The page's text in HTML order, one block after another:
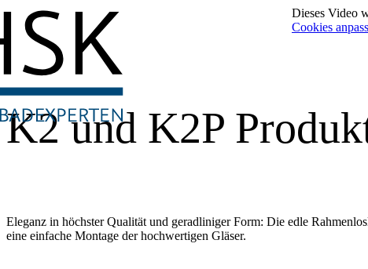
Dieses Video
Cookies
K2 und K2P
Eleganz in höchster Qualität und geradliniger Form: Die edle
eine einfache Montage der hochwertigen Gläser.